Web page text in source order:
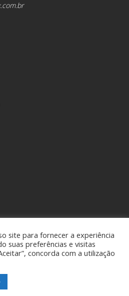
Comércio Exterior • Todos os direitos
de Privacidade
site para fornecer a experiência
suas preferências e visitas
concorda com a utilização